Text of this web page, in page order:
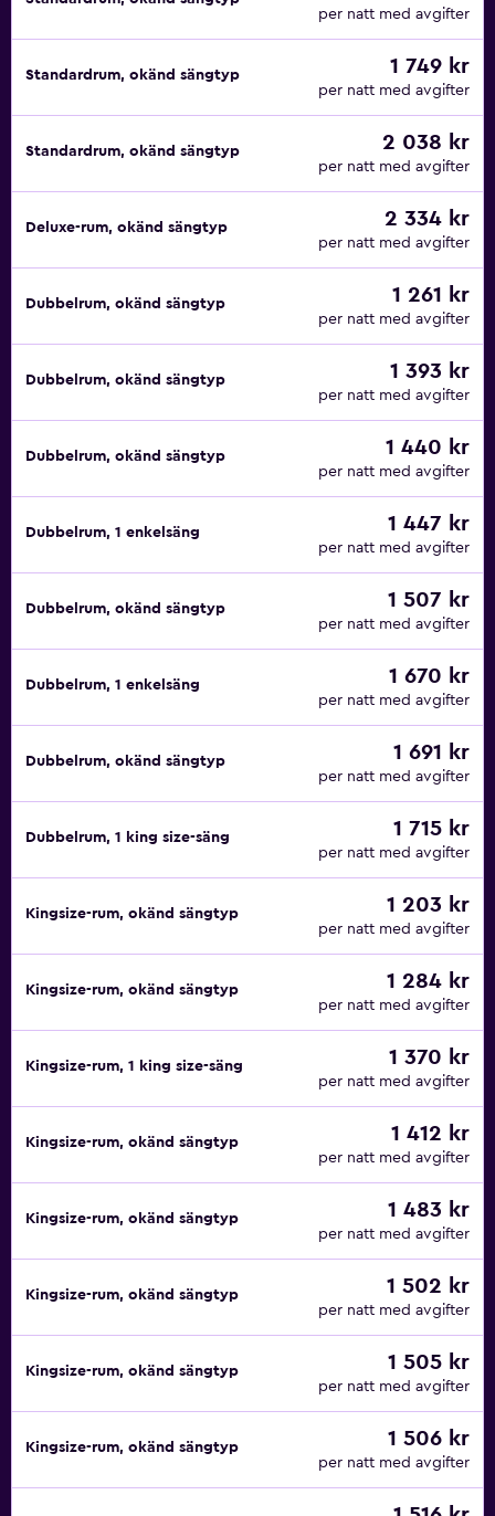
per natt med avgifter
Standardrum, okänd sängtyp 1 749 kr
per natt med avgifter
Standardrum, okänd sängtyp 2 038 kr
per natt med avgifter
Deluxe-rum, okänd sängtyp 2 334 kr
per natt med avgifter
Dubbelrum, okänd sängtyp 1 261 kr
per natt med avgifter
Dubbelrum, okänd sängtyp 1 393 kr
per natt med avgifter
Dubbelrum, okänd sängtyp 1 440 kr
per natt med avgifter
Dubbelrum, 1 enkelsäng 1 447 kr
per natt med avgifter
Dubbelrum, okänd sängtyp 1 507 kr
per natt med avgifter
Dubbelrum, 1 enkelsäng 1 670 kr
per natt med avgifter
Dubbelrum, okänd sängtyp 1 691 kr
per natt med avgifter
Dubbelrum, 1 king size-säng 1 715 kr
per natt med avgifter
Kingsize-rum, okänd sängtyp 1 203 kr
per natt med avgifter
Kingsize-rum, okänd sängtyp 1 284 kr
per natt med avgifter
Kingsize-rum, 1 king size-säng 1 370 kr
per natt med avgifter
Kingsize-rum, okänd sängtyp 1 412 kr
per natt med avgifter
Kingsize-rum, okänd sängtyp 1 483 kr
per natt med avgifter
Kingsize-rum, okänd sängtyp 1 502 kr
per natt med avgifter
Kingsize-rum, okänd sängtyp 1 505 kr
per natt med avgifter
Kingsize-rum, okänd sängtyp 1 506 kr
per natt med avgifter